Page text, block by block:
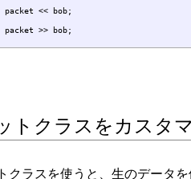
packet << bob;
トクラスをカスタ
クラスを使うと、生のデータ